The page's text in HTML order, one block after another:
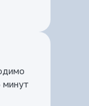
минут